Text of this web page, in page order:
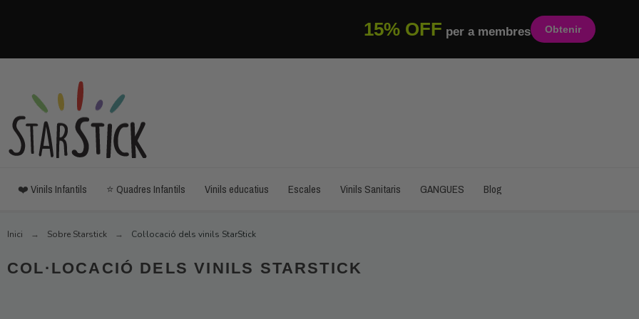
15% OFF per a membres Obtenir
❤️ Vinils Infantils ⭐ Quadres Infantils Vinils educatius Escales Vinils Sanitaris GANGUES Blog
Inici Sobre Starstick Col·locació dels vinils StarStick
COL·LOCACIÓ DELS VINILS STARSTICK